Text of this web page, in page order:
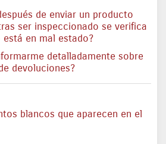
de enviar un producto
ser inspeccionado se verifica
en mal estado?
detalladamente sobre
devoluciones?
blancos que aparecen en el